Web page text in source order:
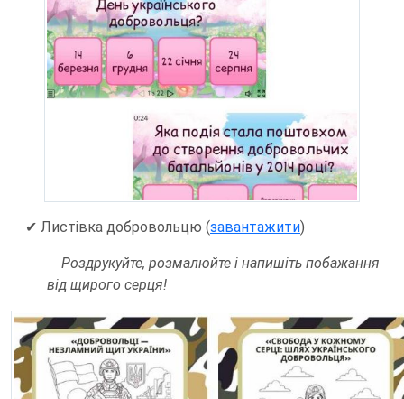
✔ Листівка добровольцю (завантажити)
Роздрукуйте, розмалюйте і напишіть побажання
від щирого серця!